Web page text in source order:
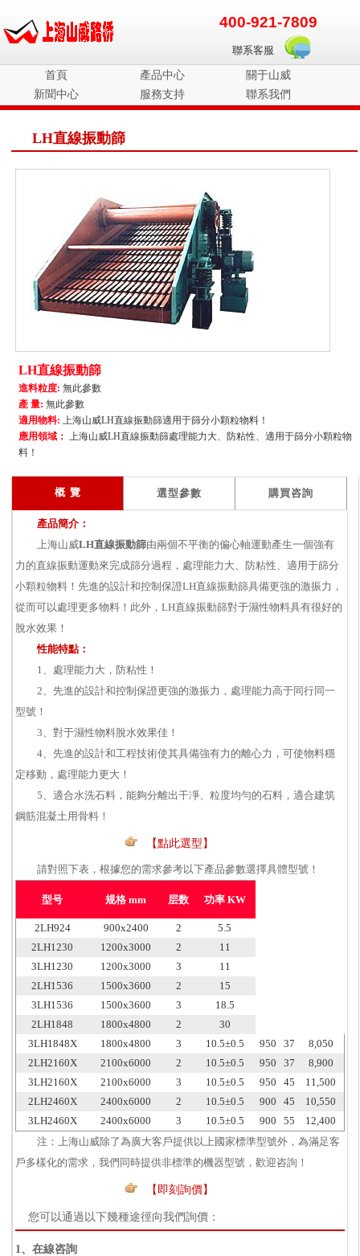
400-921-7809
聯系客服
首頁 產品中心
關于山威
新聞中心
服務支持 聯系我們
LH直線振動篩
LH直線振動篩
進料粒度:無此參數
產 量:無此參數
適用物料:上海山威LH直線振動篩適用于篩分小顆粒物料！
應用領域：上海山威LH直線振動篩處理能力大、防粘性、適用于篩分小顆粒物
料！
概 覽 選型參數 購買咨詢
產品簡介：
上海山威LH直線振動篩由兩個不平衡的偏心軸運動產生一個強有
力的直線振動運動來完成篩分過程，處理能力大、防粘性、適用于篩分
小顆粒物料！先進的設計和控制保證LH直線振動篩具備更強的激振力，
從而可以處理更多物料！此外，LH直線振動篩對于濕性物料具有很好的
脫水效果！
性能特點：
1、處理能力大，防粘性！
2、先進的設計和控制保證更強的激振力，處理能力高于同行同一
型號！
3、對于濕性物料脫水效果佳！
4、先進的設計和工程技術使其具備強有力的離心力，可使物料穩
定移動，處理能力更大！
5、適合水洗石料，能夠分離出干凈、粒度均勻的石料，適合建筑
鋼筋混凝土用骨料！
【點此選型】
請對照下表，根據您的需求參考以下產品參數選擇具體型號！
型号 规格 mm 层数 功率 KW
2LH924 900x2400 2
5.5
2LH1230
1200x3000 2
11
3LH1230
1200x3000 3
11
2LH1536
1500x3600 2
15
3LH1536
1500x3600 3
18.5
2LH1848
1800x4800 2
30
3LH1848X
1800x4800 3 10.5±0.5 950 37
8,050
2LH2160X
2100x6000 2 10.5±0.5 950 37
8,900
3LH2160X
2100x6000 3 10.5±0.5 950 45
11,500
2LH2460X
2400x6000 2 10.5±0.5 900 45
10,550
3LH2460X
2400x6000 3 10.5±0.5 900 55
12,400
注：上海山威除了為廣大客戶提供以上國家標準型號外，為滿足客
戶多樣化的需求，我們同時提供非標準的機器型號，歡迎咨詢！
【即刻詢價】
您可以通過以下幾種途徑向我們詢價：
1、在線咨詢